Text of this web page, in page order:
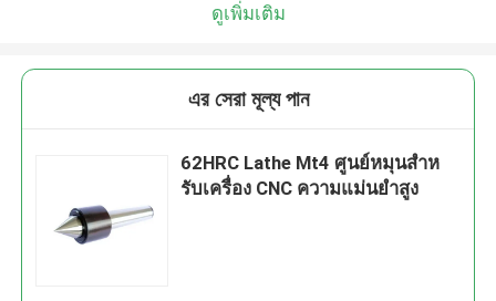
ดูเพิ่มเติม
এর সেরা মূল্য পান
62HRC Lathe Mt4 ศูนย์หมุนสําห
รับเครื่อง CNC ความแม่นยําสูง